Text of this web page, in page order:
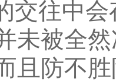
交往中
未被全
且防不